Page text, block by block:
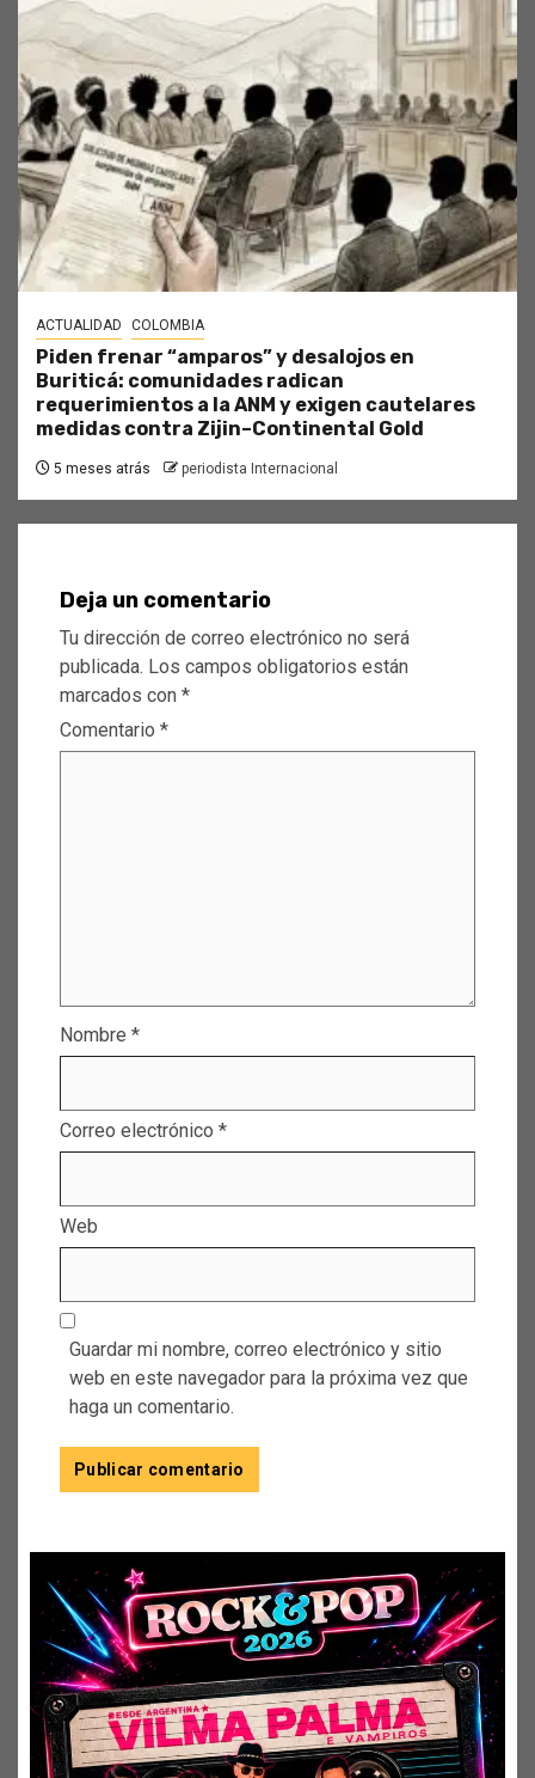
ACTUALIDAD COLOMBIA
Piden frenar “amparos” y desalojos en
Buriticá: comunidades radican
requerimientos a la ANM y exigen cautelares
medidas contra Zijin–Continental Gold
5 meses atrás periodista Internacional
Deja un comentario
Tu dirección de correo electrónico no será
publicada. Los campos obligatorios están
marcados con *
Comentario *
Nombre *
Correo electrónico *
Web
Guardar mi nombre, correo electrónico y sitio
web en este navegador para la próxima vez que
haga un comentario.